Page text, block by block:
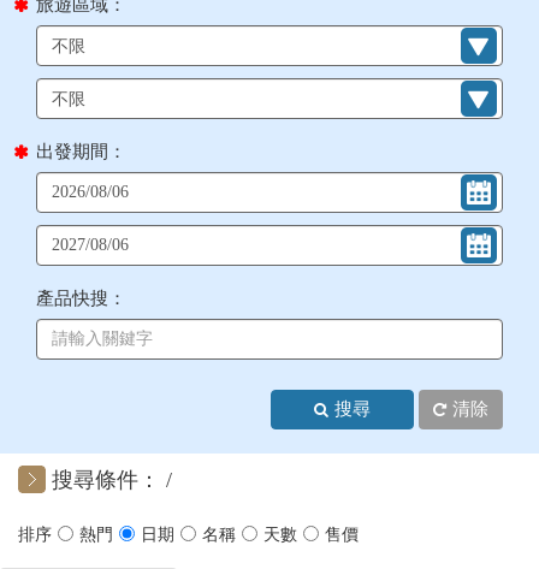
海島假期 +
韓國
東南亞 +
美加紐澳 +
+
客製化行程
旅遊區域：
出發期間：
產品快搜：
搜尋 清除
搜尋條件：